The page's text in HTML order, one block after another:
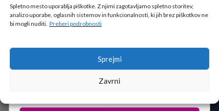
Spletno mesto uporablja piškotke. Z njimi zagotavljamo spletno storitev,
analizo uporabe, oglasnih sistemov in funkcionalnosti, ki jih brez piškotkov ne
bi mogli nuditi. Preberi podrobnosti
Sprejmi
Zavrni
🎁 DARILO
Vpiši podatke za prejem darila